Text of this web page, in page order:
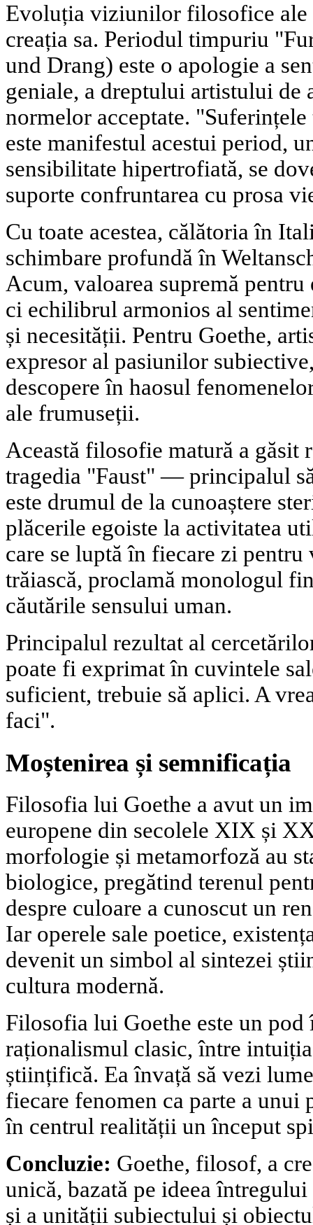
Evoluția viziunilor filosofice ale
creația sa. Periodul timpuriu
und Drang) este o apologie a
geniale, a dreptului artistului de
normelor acceptate.
este manifestul acestui period,
sensibilitate hipertrofiată, se
suporte confruntarea cu prosa
Cu toate acestea, călătoria în
schimbare profundă în
Acum, valoarea supremă
ci echilibrul armonios al
și necesității. Pentru Goethe,
expresor al pasiunilor
descopere în haosul
ale frumuseții.
Această filosofie matură a găsit
tragedia "Faust" — principalul
este drumul de la cunoaștere
plăcerile egoiste la activitatea
care se luptă în fiecare zi
trăiască, proclamă monologul
căutările sensului uman.
Principalul rezultat al
poate fi exprimat în cuvintele
suficient, trebuie să aplici. A
faci".
Moștenirea și semnificația
Filosofia lui Goethe a avut un
europene din secolele XIX și
morfologie și metamorfoză au
biologice, pregătind terenul
despre culoare a cunoscut un
Iar operele sale poetice,
devenit un simbol al sintezei
cultura modernă.
Filosofia lui Goethe este un
raționalismul clasic, între
științifică. Ea învață să vezi
fiecare fenomen ca parte a unui
în centrul realității un început
Concluzie: Goethe, filosof, a
unică, bazată pe ideea
și a unității subiectului și